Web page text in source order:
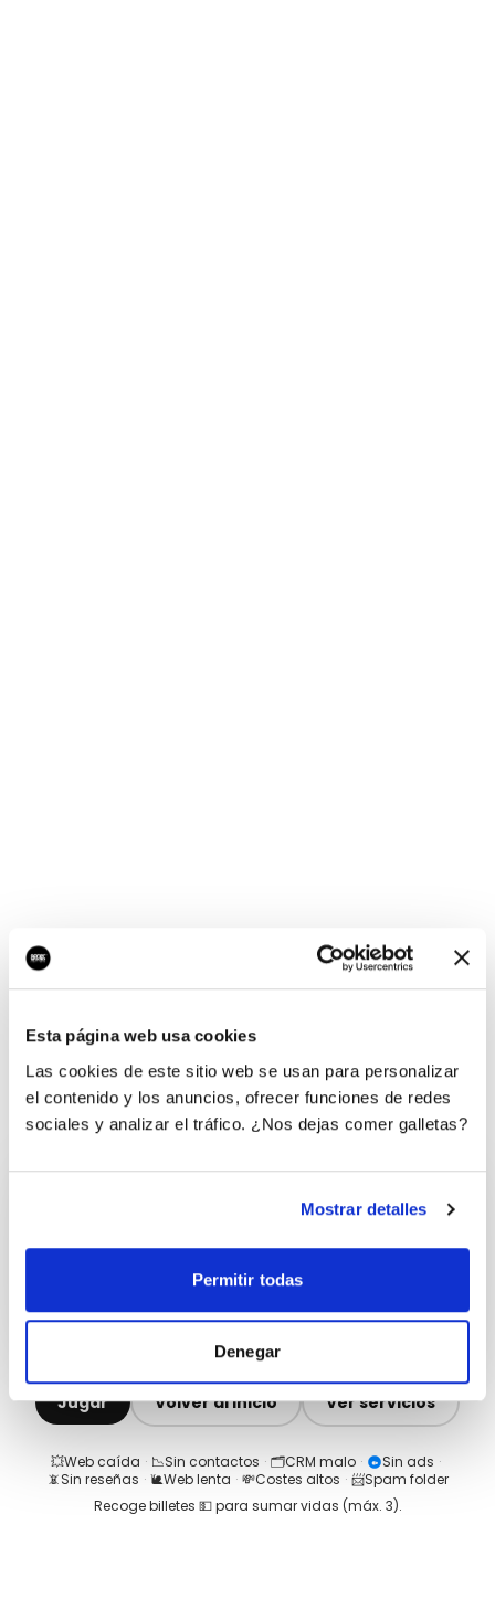
Esta página web usa cookies
Las cookies de este sitio web se usan para personalizar
el contenido y los anuncios, ofrecer funciones de redes
sociales y analizar el tráfico. ¿Nos dejas comer galletas?
Mostrar detalles
Permitir todas
Denegar
¡Ups, no hay nada por
aquí!
¿Quieres jugar al juego del empresario?
Jugar Volver al inicio Ver servicios
💥Web caída · 📉Sin contactos · 🗂️CRM malo · Sin ads ·
📵Sin reseñas · 🐌Web lenta · 💸Costes altos · 📨Spam folder
Recoge billetes 💵 para sumar vidas (máx. 3).